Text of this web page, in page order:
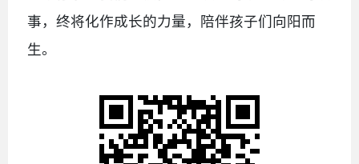
事，终将化作成长的力量，陪伴孩子们向阳而
生。